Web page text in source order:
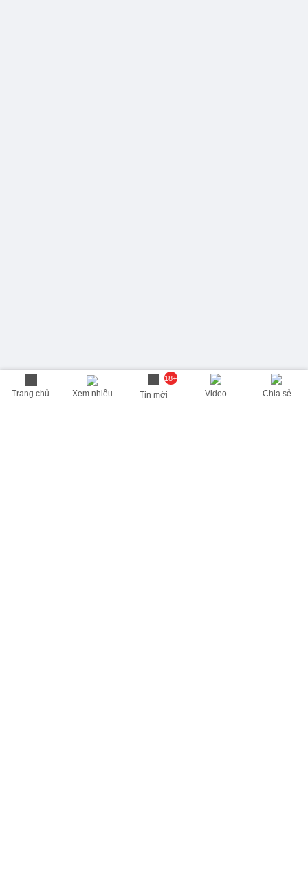
Trang chủ Xem nhiều
18+
Tin mới Video Chia sẻ